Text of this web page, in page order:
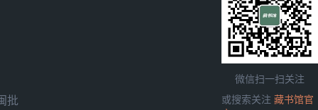
批
微信扫一扫关注
或搜索关注 藏书馆官